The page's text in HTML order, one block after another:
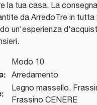
la tua casa. La
da ArredoTre in tutta
un'esperienza
Modo 10
Arredamento
Legno massello,
Frassino CENERE